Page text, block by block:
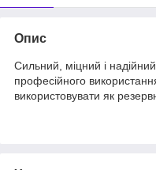
Опис
Сильний, міцний і надійний
професійного
використовувати як